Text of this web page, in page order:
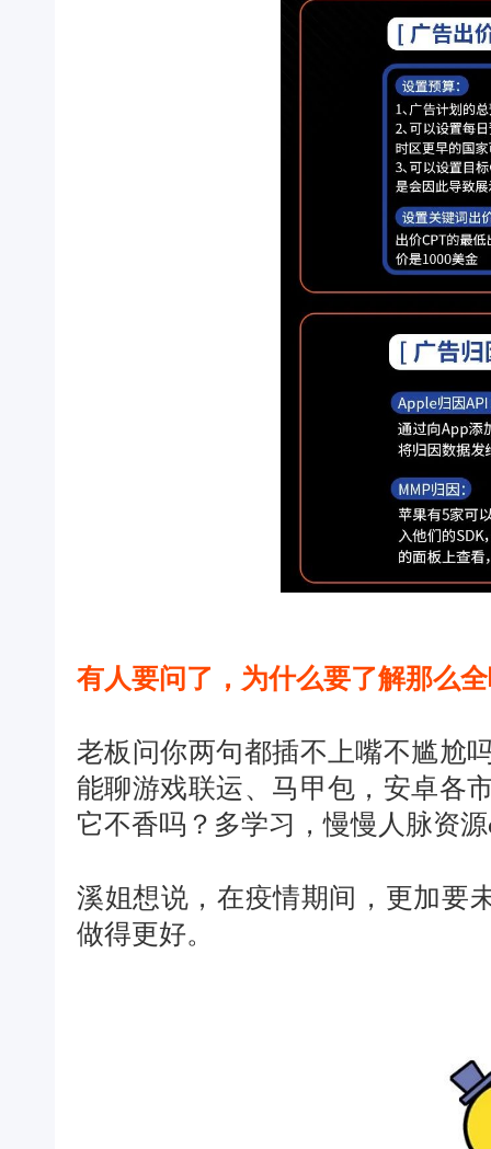
有人要问了，为什么要了解那么
老板问你两句都插不上嘴不尴尬
能聊游戏联运、马甲包，安卓各
它不香吗？多学习，慢慢人脉资
溪姐想说，在疫情期间，更加要
做得更好。